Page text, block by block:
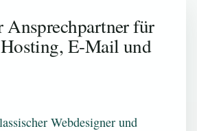
Ansprechpartner für
E-Mail und
Webdesigner und